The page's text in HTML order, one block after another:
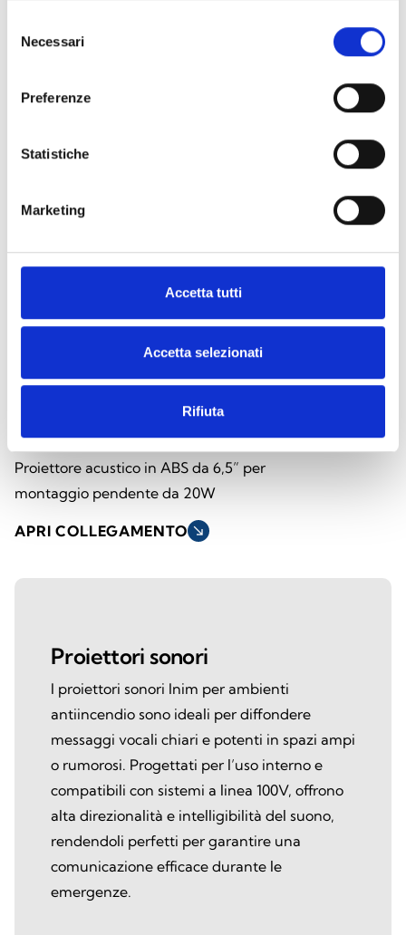
delNecessari
Preferenze
Statistiche
Marketing
Accetta tutti
Accetta selezionati
Rifiuta
Proiettore acustico in ABS da 6,5” per
montaggio pendente da 20W
APRI COLLEGAMENTO south_east
Proiettori sonori
I proiettori sonori Inim per ambienti
antiincendio sono ideali per diffondere
messaggi vocali chiari e potenti in spazi ampi
o rumorosi. Progettati per l’uso interno e
compatibili con sistemi a linea 100V, offrono
alta direzionalità e intelligibilità del suono,
rendendoli perfetti per garantire una
comunicazione efficace durante le
emergenze.